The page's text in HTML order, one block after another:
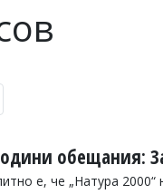
обещания:
е, че „Натура 2000“